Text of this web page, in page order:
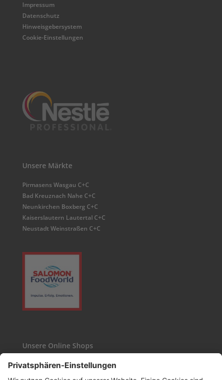
Impressum
Datenschutz
Hinweisgebersystem
Cookie-Einstellungen
Unsere Märkte
Pirmasens Wasgau C+C
Bad Kreuznach Nahe C+C
Neunkirchen Boxberg C+C
Kaiserslautern Lautertal C+C
Neustadt Weinstraßen C+C
Unsere Online Shops
Kaffee24
Wasgau-Weinshop